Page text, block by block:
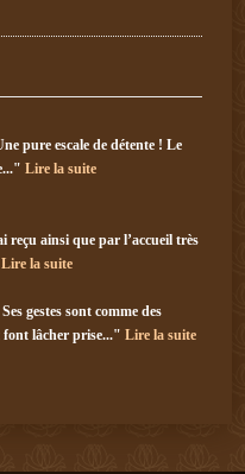
pure escale de détente ! Le
Lire la suite
reçu ainsi que par l’accueil très
Lire la suite
gestes sont comme des
font lâcher prise..."Lire la suite